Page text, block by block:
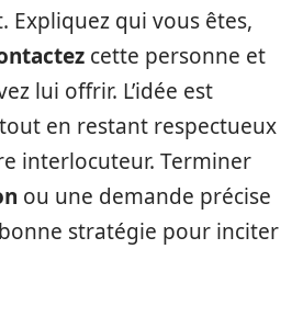
Expliquez qui vous êtes,
cette personne et
lui offrir. L’idée est
tout en restant respectueux
interlocuteur. Terminer
ou une demande précise
stratégie pour inciter